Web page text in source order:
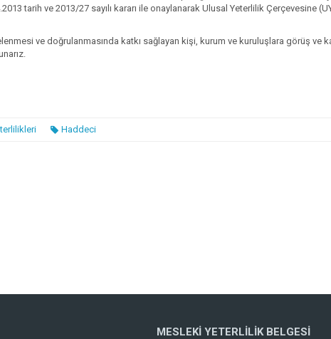
Europass Merkezleri Ağı 2018 Yılı Toplantısı Mesleki Yeterlilik Kurumu Ev
tarih ve 2013/27 sayılı kararı ile onaylanarak Ulusal Yeterlilik Çerçevesine
ve doğrulanmasında katkı sağlayan kişi, kurum ve kuruluşlara görüş ve
Haddeci
MESLEKI YETERLILIK BELGESI